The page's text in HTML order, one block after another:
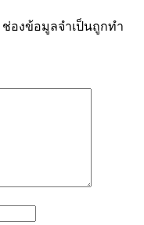
ช่องข้อมูลจำเป็นถูกทำ